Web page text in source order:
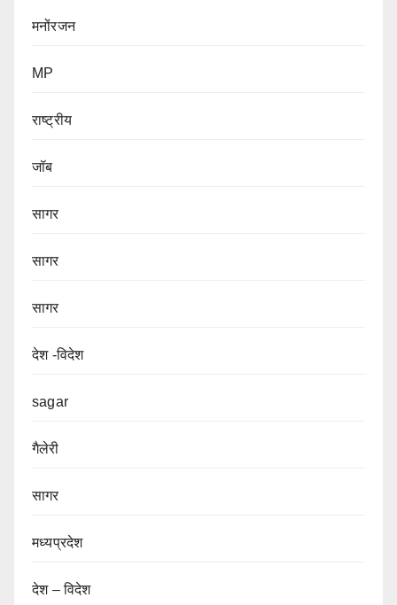
मनोंरजन
MP
राष्ट्रीय
जॉब
सागर
सागर
सागर
देश -विदेश
sagar
गैलेरी
सागर
मध्यप्रदेश
देश – विदेश